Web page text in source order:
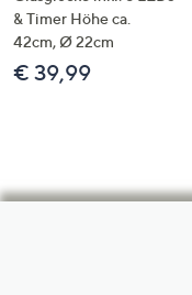
& Timer Höhe ca.
42cm, Ø 22cm
€ 39,99